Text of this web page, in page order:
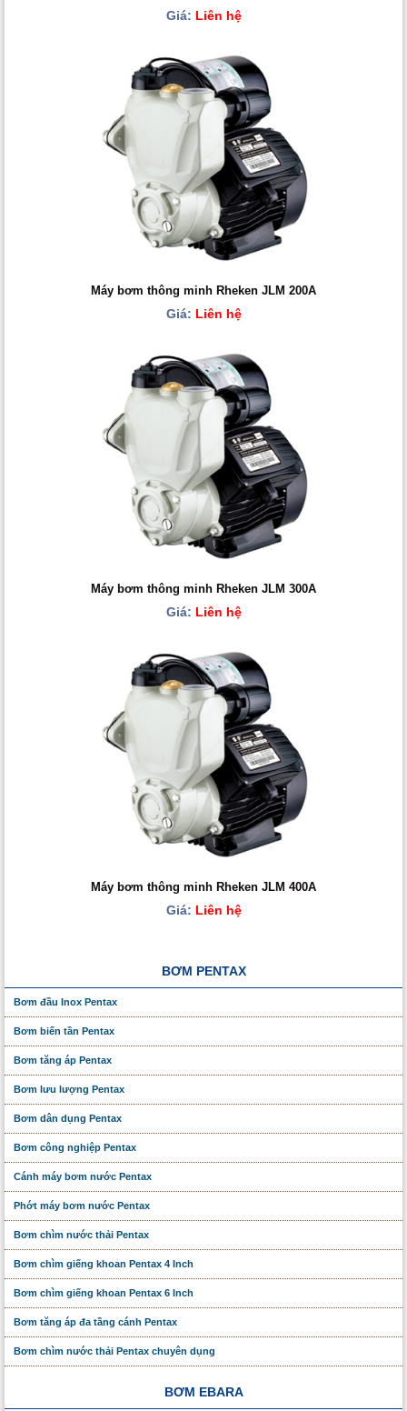
Giá: Liên hệ
Máy bơm thông minh Rheken JLM 200A
Giá: Liên hệ
Máy bơm thông minh Rheken JLM 300A
Giá: Liên hệ
Máy bơm thông minh Rheken JLM 400A
Giá: Liên hệ
BƠM PENTAX
Bơm đầu Inox Pentax
Bơm biến tần Pentax
Bơm tăng áp Pentax
Bơm lưu lượng Pentax
Bơm dân dụng Pentax
Bơm công nghiệp Pentax
Cánh máy bơm nước Pentax
Phớt máy bơm nước Pentax
Bơm chìm nước thải Pentax
Bơm chìm giếng khoan Pentax 4 Inch
Bơm chìm giếng khoan Pentax 6 Inch
Bơm tăng áp đa tầng cánh Pentax
Bơm chìm nước thải Pentax chuyên dụng
BƠM EBARA